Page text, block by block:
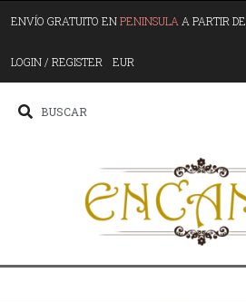
ENVÍO GRATUITO ENPENINSULA A PARTIR DE
LOGIN / REGISTER EUR